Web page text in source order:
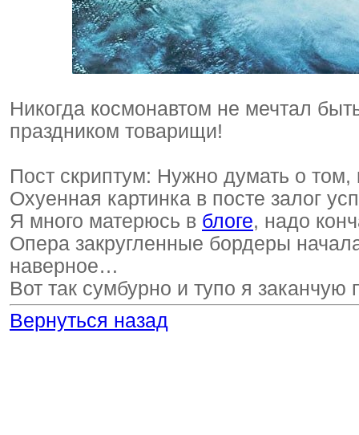
Никогда космонавтом не мечтал
праздником товарищи!
Пост скриптум: Нужно думать о том,
Охуенная картинка в посте залог
Я много матерюсь в блоге, надо
Опера закругленные бордеры
наверное…
Вот так сумбурно и тупо я
Вернуться назад